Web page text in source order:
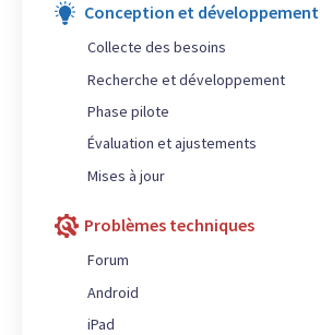
Conception et développement
Collecte des besoins
Recherche et développement
Phase pilote
Évaluation et ajustements
Mises à jour
Problèmes techniques
Forum
Android
iPad